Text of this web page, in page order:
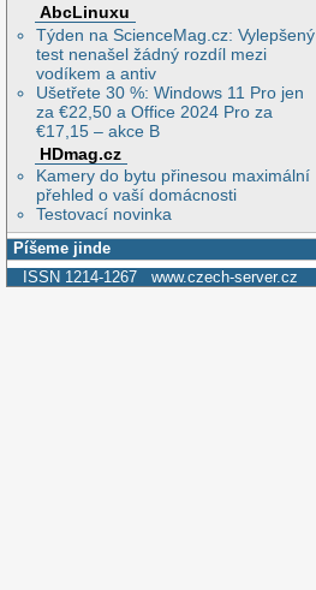
AbcLinuxu
Týden na ScienceMag.cz: Vylepšený
test nenašel žádný rozdíl mezi
vodíkem a antiv
Ušetřete 30 %: Windows 11 Pro jen
za €22,50 a Office 2024 Pro za
€17,15 – akce B
HDmag.cz
Kamery do bytu přinesou maximální
přehled o vaší domácnosti
Testovací novinka
Píšeme jinde
ISSN 1214-1267 www.czech-server.cz